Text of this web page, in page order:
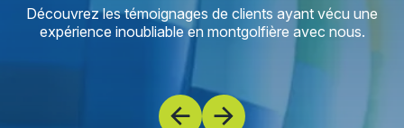
Découvrez les témoignages de clients ayant vécu une
expérience inoubliable en montgolfière avec nous.